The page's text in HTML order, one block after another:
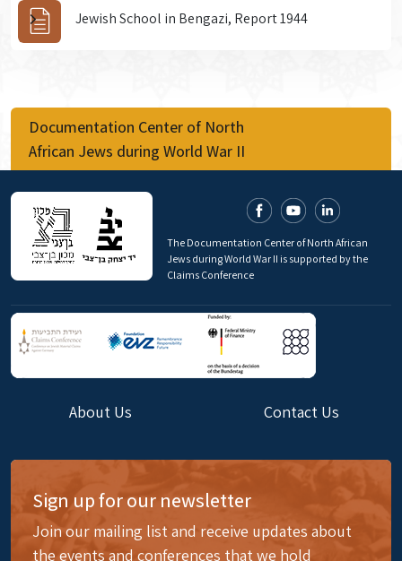
Jewish School in Bengazi, Report 1944
Documentation Center of North
African Jews during World War II
The Documentation Center of North African
Jews during World War II is supported by the
Claims Conference
About Us Contact Us
Sign up for our newsletter
Join our mailing list and receive updates about
the events and conferences that we hold